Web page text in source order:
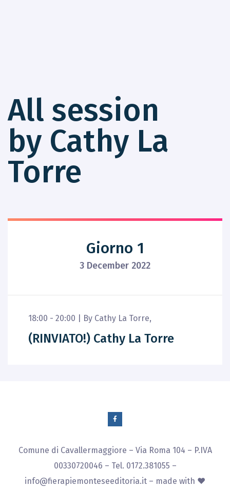
All session
by Cathy La
Torre
Giorno 1
3 December 2022
18:00 - 20:00 | By Cathy La Torre,
(RINVIATO!) Cathy La Torre
Comune di Cavallermaggiore – Via Roma 104 – P.IVA
00330720046 – Tel. 0172.381055 –
info@fierapiemonteseeditoria.it – made with ♥